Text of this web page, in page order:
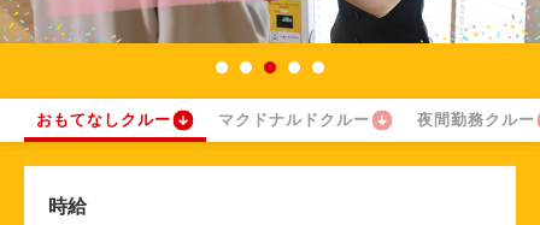
おもてなしクルー マクドナルドクルー 夜間勤務クルー
時給